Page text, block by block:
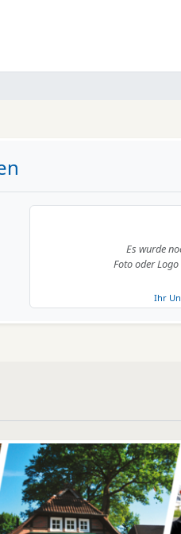
Es wurde
Foto oder
Ihr